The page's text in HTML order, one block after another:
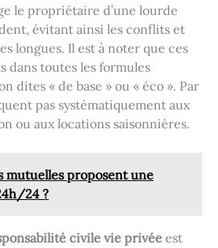
le propriétaire d’une lourde
évitant ainsi les conflits et
longues. Il est à noter que ces
dans toutes les formules
dites « de base » ou « éco ». Par
pas systématiquement aux
ou aux locations saisonnières.
mutuelles proposent une
24 ?
civile vie privée est